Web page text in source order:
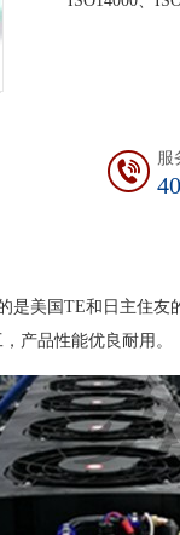
服
是美国TE和日主住友
产品性能优良耐用。